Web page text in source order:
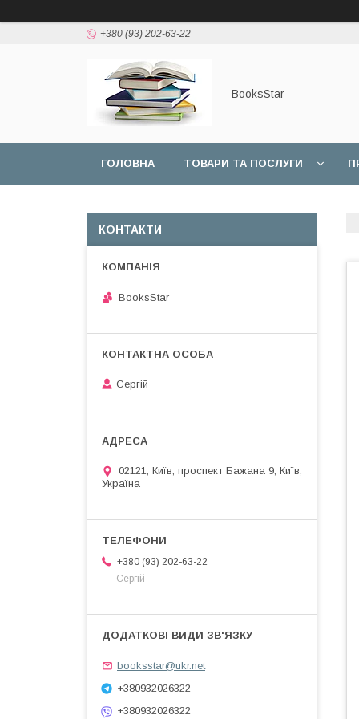
+380 (93) 202-63-22
BooksStar
ГОЛОВНА ТОВАРИ ТА ПОСЛУГИ
КОНТАКТИ
BooksStar
Сергій
02121, Київ, проспект Бажана 9, Київ,
Україна
+380 (93) 202-63-22
Сергій
booksstar@ukr.net
+380932026322
+380932026322